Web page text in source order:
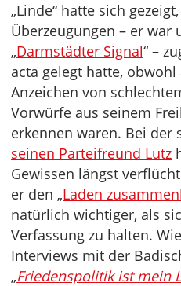
„Linde“ hatte sich
Überzeugungen – er war
„Darmstädter Signal“ –
acta gelegt hatte,
Anzeichen von
Vorwürfe aus seinem
erkennen waren. Bei der
seinen Parteifreund Lutz
Gewissen längst
er den „Laden
natürlich wichtiger, als
Verfassung zu halten.
Interviews mit der
„Friedenspolitik ist mein